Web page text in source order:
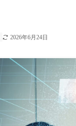
2026年6月24日